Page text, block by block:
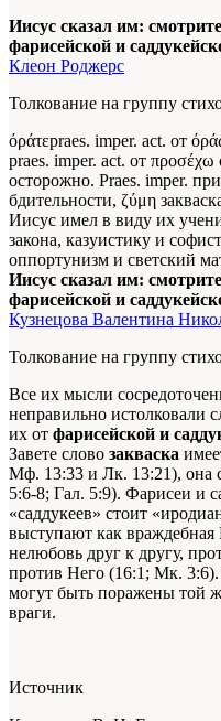
Иисус сказал им:
фарисейской и
Клеон Роджерс
Толкование на группу
όράτεpraes. imper. act. от
praes. imper. act. от
осторожно. Praes. imper.
бдительности, ζύμη
Иисус имел в виду их
закона, казуистику и
оппортунизм и светский
Иисус сказал им:
фарисейской и
Кузнецова Валентина
Толкование на группу
Все их мысли
неправильно истолковали
их от фарисейской и
Завете слово закваска
Мф. 13:33 и Лк. 13:21), она
5:6‑8; Гал. 5:9). Фарисеи и
«саддукеев» стоит
выступают как
нелюбовь друг к другу,
против Него (16:1; Мк.
могут быть поражены той
враги.
Источник